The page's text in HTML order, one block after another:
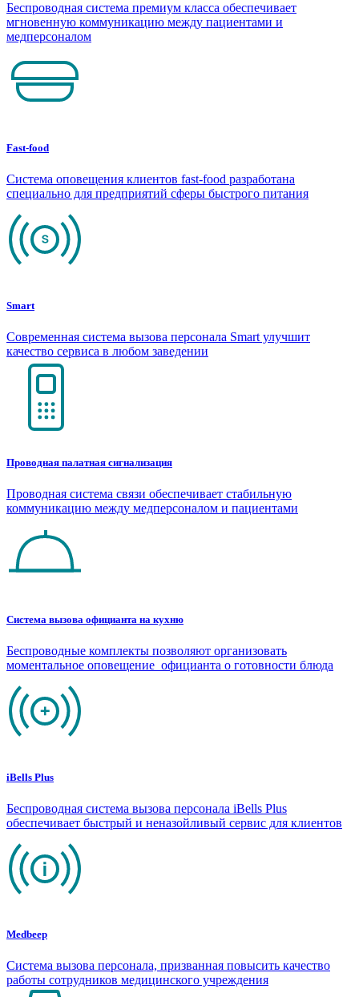
Беспроводная система премиум класса обеспечивает
мгновенную коммуникацию между пациентами и
медперсоналом
Fast-food
Система оповещения клиентов fast-food разработана
специально для предприятий сферы быстрого питания
Smart
Современная система вызова персонала Smart улучшит
качество сервиса в любом заведении
Проводная палатная сигнализация
Проводная система связи обеспечивает стабильную
коммуникацию между медперсоналом и пациентами
Система вызова официанта на кухню
Беспроводные комплекты позволяют организовать
моментальное оповещение официанта о готовности блюда
iBells Plus
Беспроводная система вызова персонала iBells Plus
обеспечивает быстрый и неназойливый сервис для клиентов
Medbeep
Система вызова персонала, призванная повысить качество
работы сотрудников медицинского учреждения